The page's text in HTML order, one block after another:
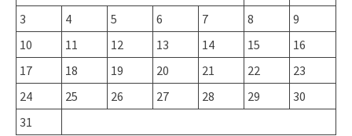
3
4 5 6 7 8
9
10
11 12 13 14 15
16
17
18 19 20 21 22
23
24
25 26 27 28 29
30
31